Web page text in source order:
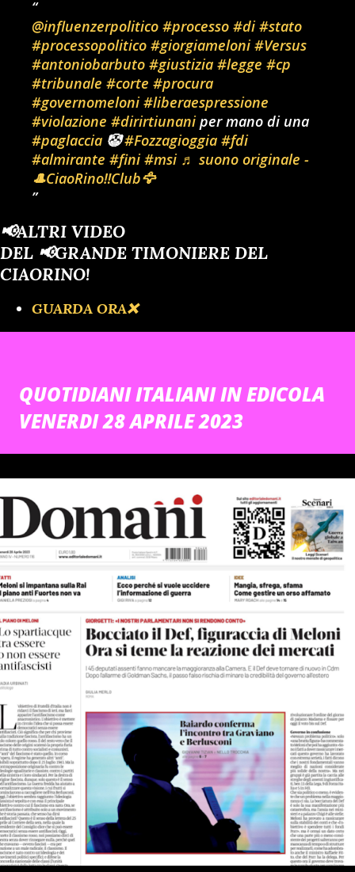
@influenzerpolitico #processo #di #stato
#processopolitico #giorgiameloni #Versus
#antoniobarbuto #giustizia #legge #cp
#tribunale #corte #procura
#governomeloni #liberaespressione
#violazione #dirirtiunaniper mano di una
#paglaccia 🤡#Fozzagioggia #fdi
#almirante #fini #msi ♬ suono originale -
🎩CiaoRino‼️Club🦅
📢ALTRI VIDEO
DEL 📢GRANDE TIMONIERE DEL
CIAORINO!
GUARDA ORA❌️
QUOTIDIANI ITALIANI IN EDICOLA
VENERDI 28 APRILE 2023